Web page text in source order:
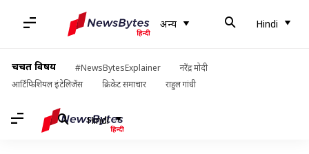
अन्य Hindi
चर्चित विषय #NewsBytesExplainer
नरेंद्र मोदी
आर्टिफिशियल इंटेलिजेंस
क्रिकेट समाचार राहुल गांधी
Hindi